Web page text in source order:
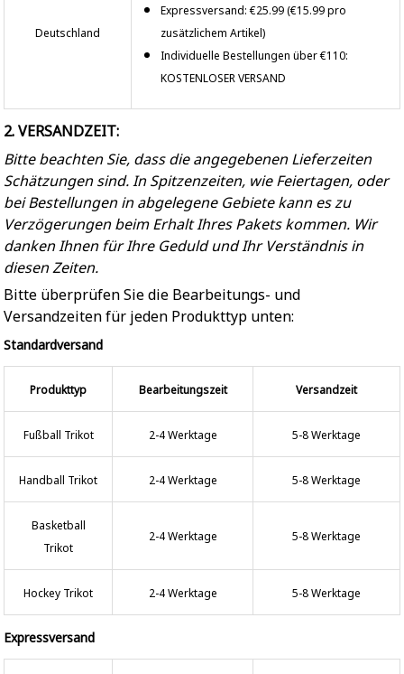
Deutschland
Expressversand: €25.99 (€15.99 pro
zusätzlichem Artikel)
Individuelle Bestellungen über €110:
KOSTENLOSER VERSAND
2. VERSANDZEIT:
Bitte beachten Sie, dass die angegebenen Lieferzeiten
Schätzungen sind. In Spitzenzeiten, wie Feiertagen, oder
bei Bestellungen in abgelegene Gebiete kann es zu
Verzögerungen beim Erhalt Ihres Pakets kommen. Wir
danken Ihnen für Ihre Geduld und Ihr Verständnis in
diesen Zeiten.
Bitte überprüfen Sie die Bearbeitungs- und
Versandzeiten für jeden Produkttyp unten:
Standardversand
Produkttyp Bearbeitungszeit Versandzeit
Fußball Trikot 2-4 Werktage 5-8 Werktage
Handball Trikot 2-4 Werktage 5-8 Werktage
Basketball
Trikot
2-4 Werktage 5-8 Werktage
Hockey Trikot 2-4 Werktage 5-8 Werktage
Expressversand